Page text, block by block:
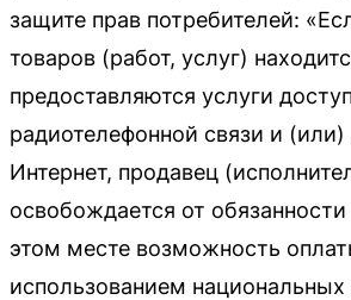
защите прав потребителей:
товаров (работ, услуг)
предоставляются услуги
радиотелефонной связи и (или)
Интернет, продавец
освобождается от
этом месте возможность
использованием